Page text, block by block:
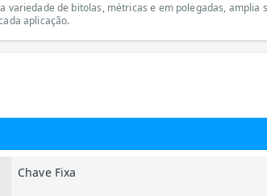
de bitolas, métricas e em polegadas,
aplicação.
Chave Fixa